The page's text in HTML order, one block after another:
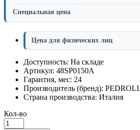
Специальная цена
Цена для физических лиц
Доступность: На складе
Артикул: 48SP0150A
Гарантия, мес: 24
Производитель (бренд):
Страна производства: Италия
Кол-во